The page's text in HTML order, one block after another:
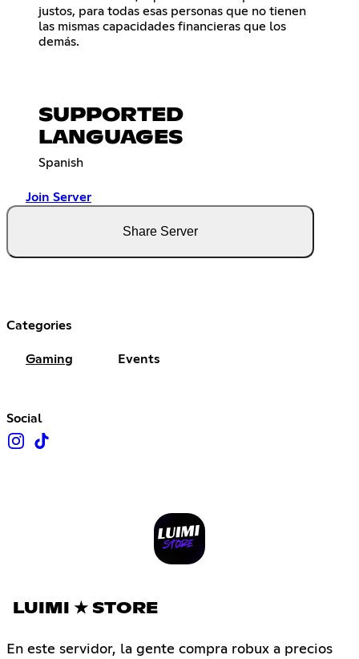
justos, para todas esas personas que no tienen
las mismas capacidades financieras que los
demás.
SUPPORTED
LANGUAGES
Spanish
Join Server
Share Server
Categories
Gaming Events
Social
LUIMI ★ STORE
En este servidor, la gente compra robux a precios